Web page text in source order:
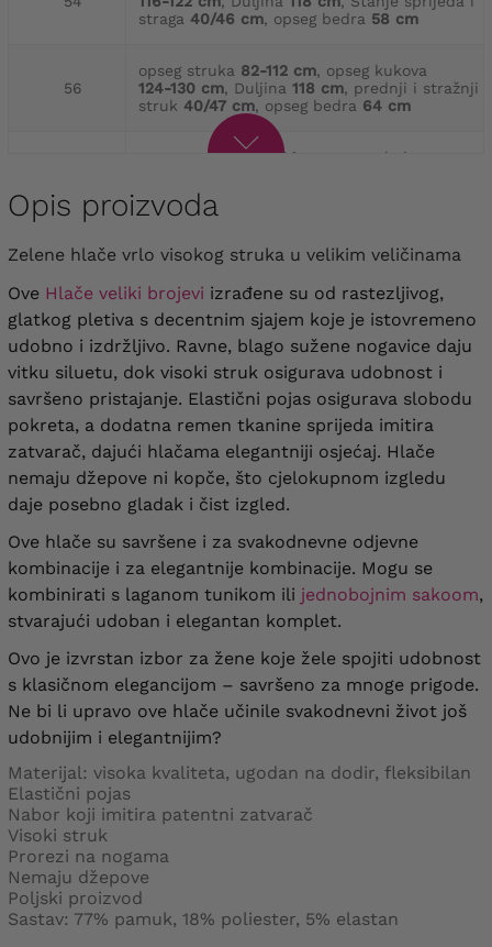
straga 40/46 cm, opseg bedra 58 cm
56
opseg struka 82-112 cm, opseg kukova
124-130 cm, Duljina 118 cm, prednji i stražnji
struk 40/47 cm, opseg bedra 64 cm
opseg struka 102-134 cm
, opseg kukova
41/47 cm
60
A struk 106-140 cm
, opseg kukova
120-140 cm , Duljina 118 cm, Stanje sprijeda i
62
opseg struka 108-146 cm, opseg kukova
124-146 cm, Duljina 118 cm, Prednji i stražnji
uspon
42/48 cm , opseg bedra 72 cm
64
opseg struka 114-158 cm
, opseg kukova
138-152 cm, Duljina 118 cm, Stanje sprijeda i
straga 43/49 cm, opseg bedra 72 cm
Opis proizvoda
Zelene hlače vrlo visokog struka u velikim veličinama
Ove Hlače veliki brojevi izrađene su od rastezljivog,
glatkog pletiva s decentnim sjajem koje je istovremeno
udobno i izdržljivo. Ravne, blago sužene nogavice daju
vitku siluetu, dok visoki struk osigurava udobnost i
savršeno pristajanje. Elastični pojas osigurava slobodu
pokreta, a dodatna remen tkanine sprijeda imitira
zatvarač, dajući hlačama elegantniji osjećaj. Hlače
nemaju džepove ni kopče, što cjelokupnom izgledu
daje posebno gladak i čist izgled.
Ove hlače su savršene i za svakodnevne odjevne
kombinacije i za elegantnije kombinacije. Mogu se
kombinirati s laganom tunikom ili jednobojnim sakoom,
stvarajući udoban i elegantan komplet.
Ovo je izvrstan izbor za žene koje žele spojiti udobnost
s klasičnom elegancijom – savršeno za mnoge prigode.
Ne bi li upravo ove hlače učinile svakodnevni život još
udobnijim i elegantnijim?
Materijal: visoka kvaliteta, ugodan na dodir, fleksibilan
Elastični pojas
Nabor koji imitira patentni zatvarač
Visoki struk
Prorezi na nogama
Nemaju džepove
Poljski proizvod
Sastav: 77% pamuk, 18% poliester, 5% elastan